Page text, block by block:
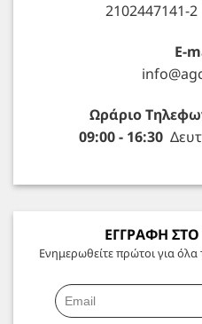
2102447141-
E-
Ωράριο
09:00 - 16:30
ΕΓΓΡΑΦΗ ΣΤΟ
Ενημερωθείτε πρώτοι για